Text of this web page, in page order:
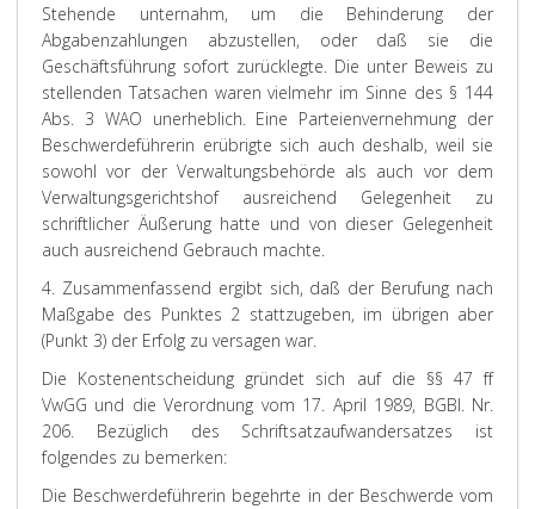
Stehende unternahm, um die Behinderung der
Abgabenzahlungen abzustellen, oder daß sie die
Geschäftsführung sofort zurücklegte. Die unter Beweis zu
stellenden Tatsachen waren vielmehr im Sinne des § 144
Abs. 3 WAO unerheblich. Eine Parteienvernehmung der
Beschwerdeführerin erübrigte sich auch deshalb, weil sie
sowohl vor der Verwaltungsbehörde als auch vor dem
Verwaltungsgerichtshof ausreichend Gelegenheit zu
schriftlicher Äußerung hatte und von dieser Gelegenheit
auch ausreichend Gebrauch machte.
4. Zusammenfassend ergibt sich, daß der Berufung nach
Maßgabe des Punktes 2 stattzugeben, im übrigen aber
(Punkt 3) der Erfolg zu versagen war.
Die Kostenentscheidung gründet sich auf die §§ 47 ff
VwGG und die Verordnung vom 17. April 1989, BGBl. Nr.
206. Bezüglich des Schriftsatzaufwandersatzes ist
folgendes zu bemerken:
Die Beschwerdeführerin begehrte in der Beschwerde vom